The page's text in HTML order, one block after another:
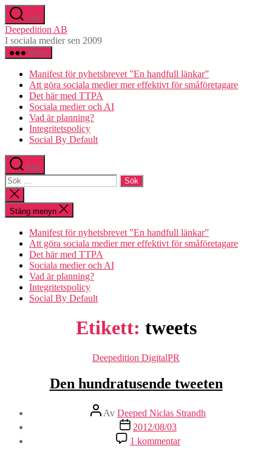
Hoppa
till
innehåll
Sök
Deepedition AB
I sociala medier sen 2009
Meny
Manifest för nyhetsbrevet ”En handfull länkar”
Att göra sociala medier mer effektivt för småföretagare
Det här med TTPA
Sociala medier och AI
Vad är planning?
Integritetspolicy
Social By Default
Sök
Sök
efter:
Stäng
sökningen
Stäng menyn
Manifest för nyhetsbrevet ”En handfull länkar”
Att göra sociala medier mer effektivt för småföretagare
Det här med TTPA
Sociala medier och AI
Vad är planning?
Integritetspolicy
Social By Default
Etikett: tweets
Kategorier
Deepedition DigitalPR
Den hundratusende tweeten
Inläggsförfattare
Av Deeped Niclas Strandh
Inläggsdatum
2012/08/03
1 kommentartill
Den